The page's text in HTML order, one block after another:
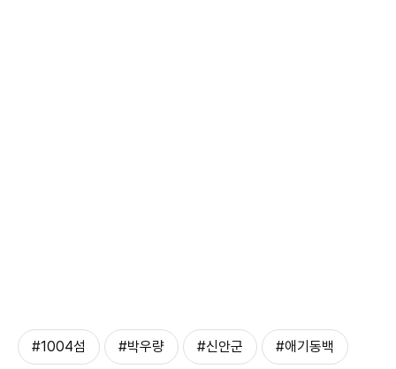
#1004섬 #박우량 #신안군 #애기동백